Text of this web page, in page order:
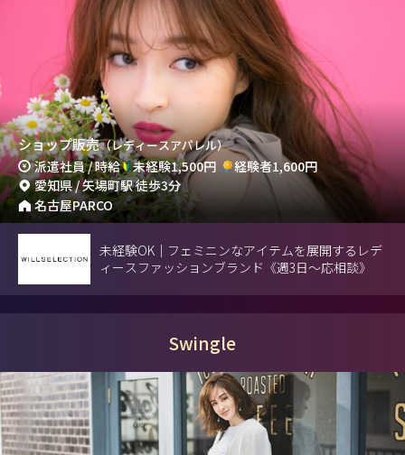
ショップ販売（レディースアパレル）
派遣社員 / 時給 未経験1,500円
経験者1,600円
愛知県 / 矢場町駅 徒歩3分
名古屋PARCO
未経験OK｜フェミニンなアイテムを展開するレデ
ィースファッションブランド《週3日～応相談》
Swingle